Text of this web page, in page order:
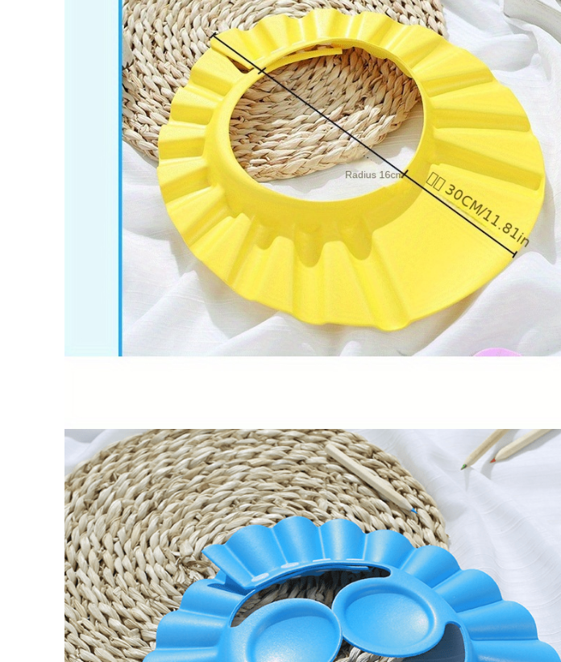
FORME DE LA
PETITE VOITURE
Voiture
MATÉRIAU
Plastique
TRANCHE D'ÂGE
(DESCRIPTION)
THÈME Sport
Résistant au choc
DES PILES SONT-
ELLES INCLUSES ?
Non
DIMENSIONS DE
L'ARTICLE
L X L X H
20 x 9,5 x 22,5
‎No